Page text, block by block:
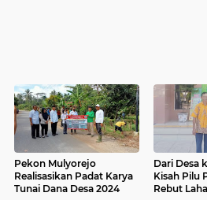
Pekon Mulyorejo
Realisasikan Padat Karya
Tunai Dana Desa 2024
Dari Desa
Kisah Pilu
Rebut